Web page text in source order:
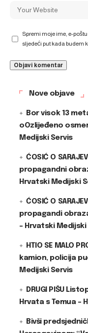
Spremi moje ime, e-
sljedeći put kada budem
Nove objave
Bor visok 13
oOzlijeđeno
Medijski Servis
ĆOSIĆ O
propagandni
Hrvatski Medijski
ĆOSIĆ O
propagandi
– Hrvatski Medijski
HTIO SE MALO
kamion, policija
Medijski Servis
DRUGI PIŠU
Hrvata s Temua –
Bivši